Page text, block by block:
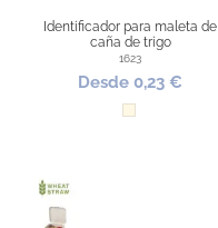
Identificador para maleta de
caña de trigo
1623
Desde 0,23 €
Natural